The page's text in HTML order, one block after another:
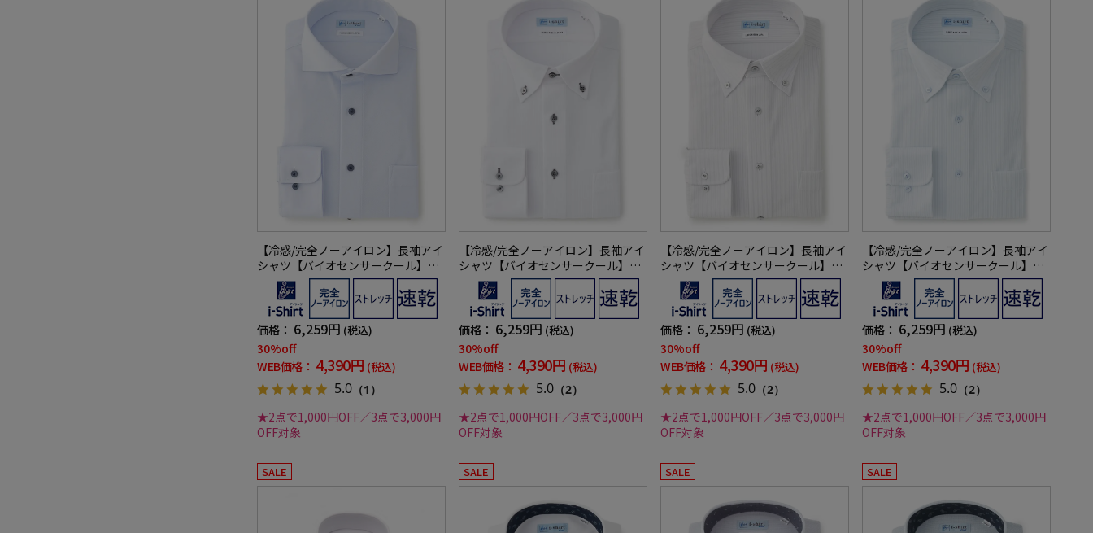
【冷感/完全ノーアイロン】長袖アイ
シャツ【バイオセンサークール】ツ
イル調カッタウェイ織柄無地形態安
定ストレッチ防汚効果吸汗速乾ワイ
シャツ春夏
価格： 6,259円 (税込)
30%off
WEB価格： 4,390円 (税込)
5.0 （1）
★2点で1,000円OFF／3点で3,000円
OFF対象
【冷感/完全ノーアイロン】長袖アイ
シャツ【バイオセンサークール】ス
トライプ調ボタンダウンストライプ
形態安定ストレッチ防汚効果吸汗速
乾ワイシャツ春夏
価格： 6,259円 (税込)
30%off
WEB価格： 4,390円 (税込)
5.0 （2）
★2点で1,000円OFF／3点で3,000円
OFF対象
【冷感/完全ノーアイロン】長袖アイ
シャツ【バイオセンサークール】ス
トライプ調ボタンダウンストライプ
形態安定ストレッチ防汚効果吸汗速
乾ワイシャツ春夏
価格： 6,259円 (税込)
30%off
WEB価格： 4,390円 (税込)
5.0 （2）
★2点で1,000円OFF／3点で3,000円
OFF対象
【冷感/完全ノーアイロン】長袖アイ
シャツ【バイオセンサークール】ス
トライプ調ボタンダウンストライプ
形態安定ストレッチ防汚効果吸汗速
乾ワイシャツ春夏
価格： 6,259円 (税込)
30%off
WEB価格： 4,390円 (税込)
5.0 （2）
★2点で1,000円OFF／3点で3,000円
OFF対象
SALE SALE SALE SALE